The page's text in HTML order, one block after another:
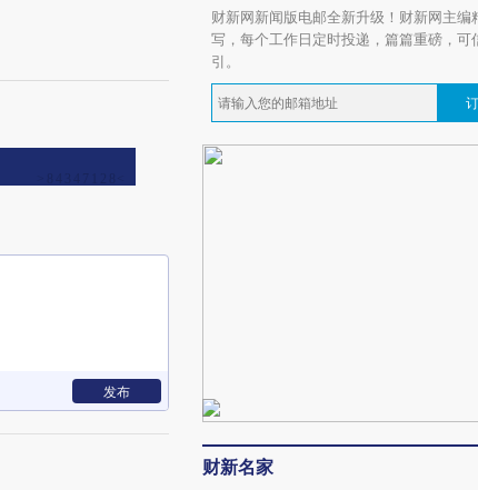
发布
财新网新闻版电邮全新升级！财新网主编
写，每个工作日定时投递，篇篇重磅，可
引。
财新名家